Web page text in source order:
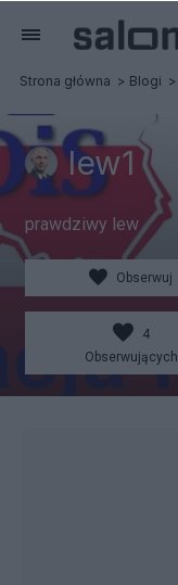
Strona główna Blogi
lew1
prawdziwy lew
Obserwuj
4
Obserwujących